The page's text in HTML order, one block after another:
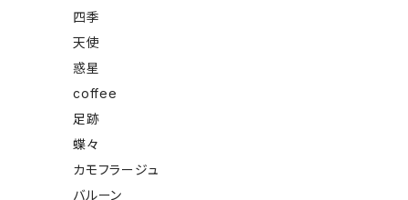
四季
天使
惑星
coffee
足跡
蝶々
カモフラージュ
バルーン